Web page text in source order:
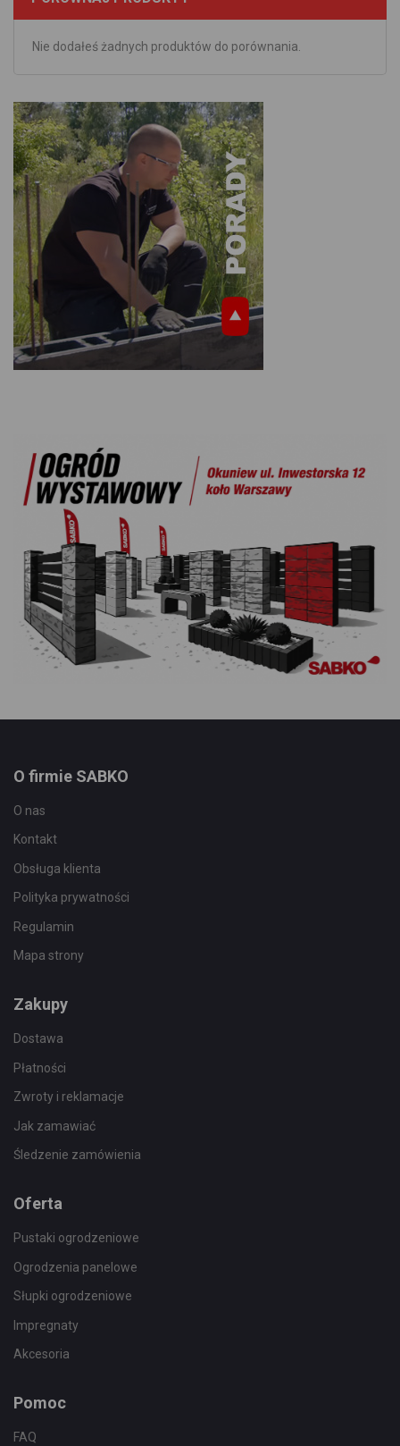
Nie dodałeś żadnych produktów do porównania.
O firmie SABKO
O nas
Kontakt
Obsługa klienta
Polityka prywatności
Regulamin
Mapa strony
Zakupy
Dostawa
Płatności
Zwroty i reklamacje
Jak zamawiać
Śledzenie zamówienia
Oferta
Pustaki ogrodzeniowe
Ogrodzenia panelowe
Słupki ogrodzeniowe
Impregnaty
Akcesoria
Pomoc
FAQ